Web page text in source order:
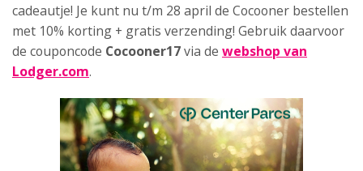
cadeautje! Je kunt nu t/m 28 april de Cocooner bestellen
met 10% korting + gratis verzending! Gebruik daarvoor
de couponcode Cocooner17via de webshop van
Lodger.com.